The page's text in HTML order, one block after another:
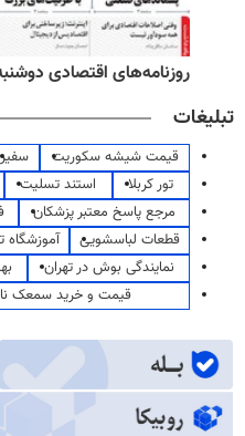
روزنامه‌های اقتصادی دوشنبه ۱۹ مرداد
تبلیغات
قیمت شیشه سکوریت سفیر
تور کربلا
استند تسلیت
مرجع پاسخ معتبر پزشکان
قطعات لباسشویی
آموزشگاه
نمایندگی بوش در تهران
قیمت و خرید سمعک